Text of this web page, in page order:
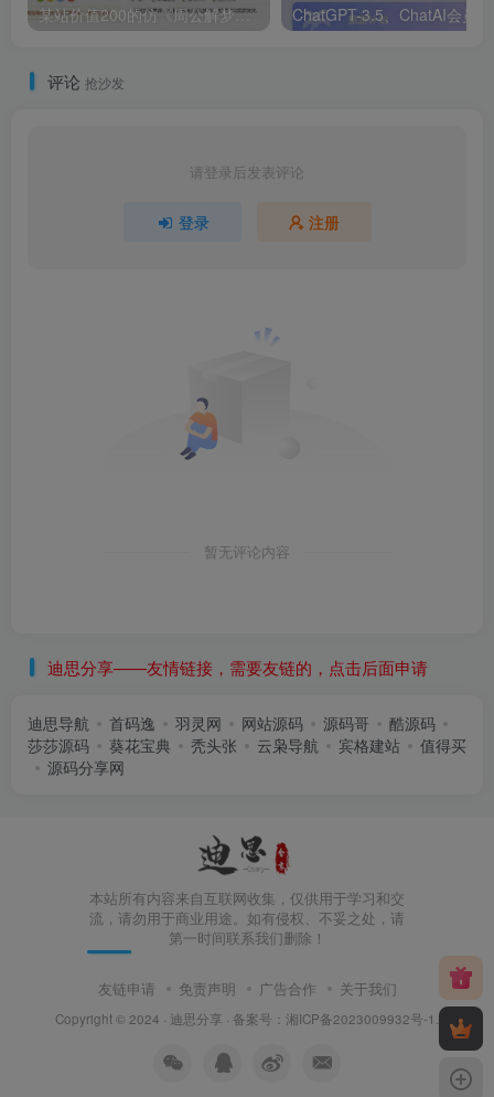
某站价值200的仿《周公解梦》源码 梦境解释查询大全网站模板
评论 抢沙发
请登录后发表评论
登录 注册
暂无评论内容
迪思分享——友情链接，需要友链的，点击后面申请
迪思导航 首码逸 羽灵网 网站源码 源码哥
酷源码
莎莎源码
葵花宝典 秃头张 云枭导航 宾格建站
值得买
源码分享网
本站所有内容来自互联网收集，仅供用于学习和交
流，请勿用于商业用途。如有侵权、不妥之处，请
第一时间联系我们删除！
友链申请 免责声明 广告合作 关于我们
Copyright © 2024 · 迪思分享 · 备案号： 湘ICP备2023009932号-1